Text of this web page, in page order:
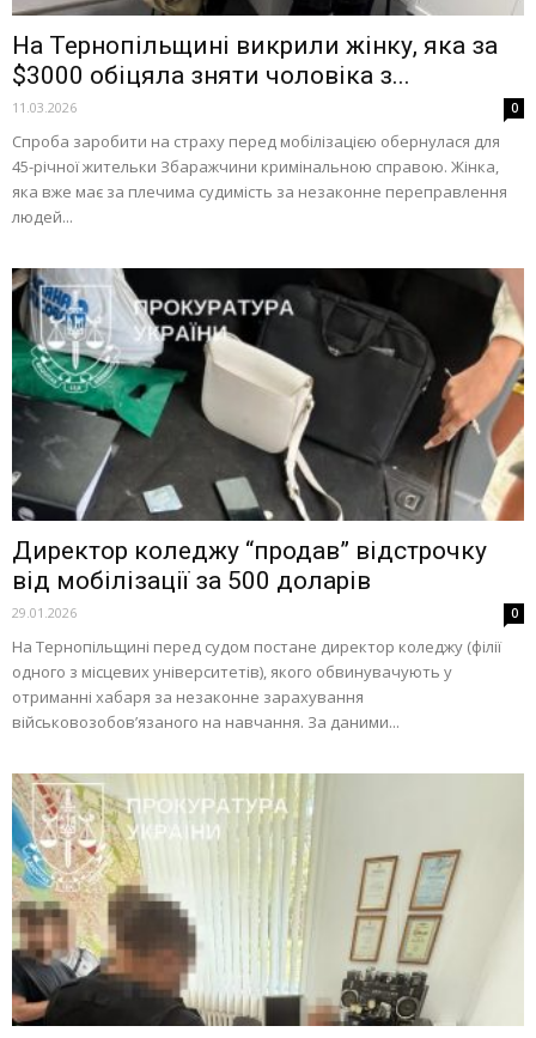
На Тернопільщині викрили жінку, яка за
$3000 обіцяла зняти чоловіка з...
11.03.2026 0
Спроба заробити на страху перед мобілізацією обернулася для
45-річної жительки Збаражчини кримінальною справою. Жінка,
яка вже має за плечима судимість за незаконне переправлення
людей...
Директор коледжу “продав” відстрочку
від мобілізації за 500 доларів
29.01.2026 0
На Тернопільщині перед судом постане директор коледжу (філії
одного з місцевих університетів), якого обвинувачують у
отриманні хабаря за незаконне зарахування
військовозобов’язаного на навчання. За даними...